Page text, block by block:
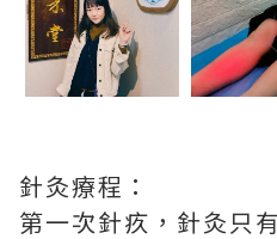
針灸療程：
第一次針疚，針灸只